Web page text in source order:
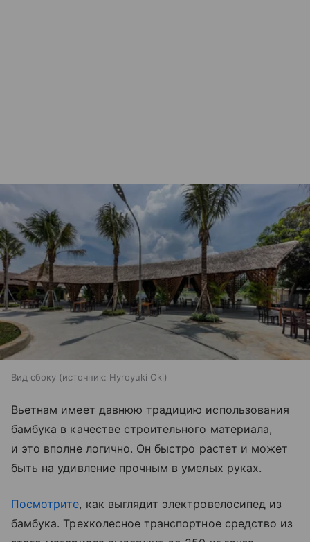
Вид сбоку источник: Hyroyuki Oki
Вьетнам имеет давнюю традицию использования
бамбука в качестве строительного материала,
и это вполне логично. Он быстро растет и может
быть на удивление прочным в умелых руках.
Посмотрите, как выглядит электровелосипед из
бамбука. Трехколесное транспортное средство из